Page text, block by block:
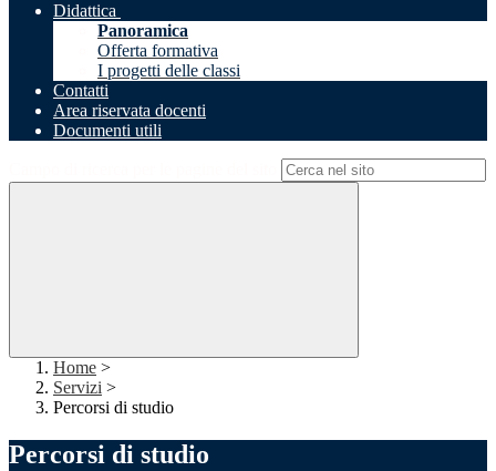
Didattica
Panoramica
Offerta formativa
I progetti delle classi
Contatti
Area riservata docenti
Documenti utili
Home >
Servizi >
Percorsi di studio
Percorsi di studio